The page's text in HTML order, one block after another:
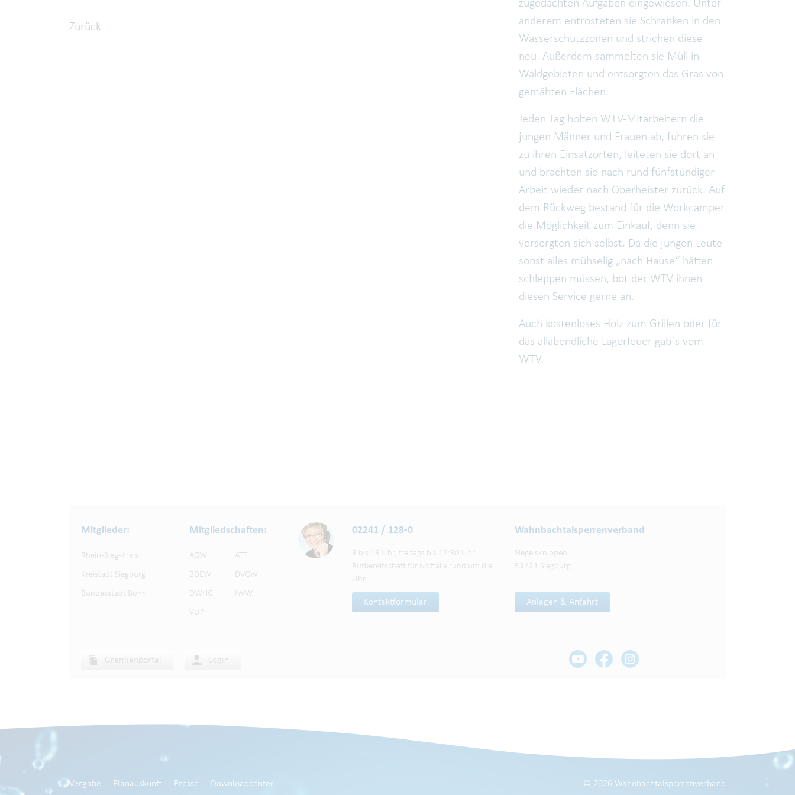
Zurück
zugedachten Aufgaben eingewiesen. Unter
anderem entrosteten sie Schranken in den
Wasserschutzzonen und strichen diese
neu. Außerdem sammelten sie Müll in
Waldgebieten und entsorgten das Gras von
gemähten Flächen.
Jeden Tag holten WTV-Mitarbeitern die
jungen Männer und Frauen ab, fuhren sie
zu ihren Einsatzorten, leiteten sie dort an
und brachten sie nach rund fünfstündiger
Arbeit wieder nach Oberheister zurück. Auf
dem Rückweg bestand für die Workcamper
die Möglichkeit zum Einkauf, denn sie
versorgten sich selbst. Da die jungen Leute
sonst alles mühselig „nach Hause“ hätten
schleppen müssen, bot der WTV ihnen
diesen Service gerne an.
Auch kostenloses Holz zum Grillen oder für
das allabendliche Lagerfeuer gab´s vom
WTV.
Mitglieder:
Rhein-Sieg-Kreis
Kreistadt Siegburg
Bundesstadt Bonn
Mitgliedschaften:
AGW ATT
BDEW DVGW
DWHG IWW
VUP
02241 / 128-0
8 bis 16 Uhr, freitags bis 12:30 Uhr
Rufbereitschaft für Notfälle rund um die
Uhr
Kontaktformular
Wahnbachtalsperren­verband
Siegelsknippen
53721 Siegburg
Anlagen & Anfahrt
Gremienportal Login
Vergabe Planauskunft Presse Downloadcenter © 2026 Wahnbachtalsperrenverband